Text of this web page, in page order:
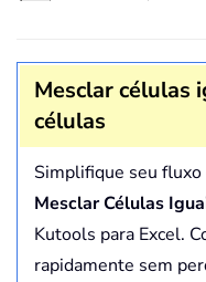
Mesclar células
células
Simplifique seu fluxo
Mesclar Células
Kutools para Excel.
rapidamente sem